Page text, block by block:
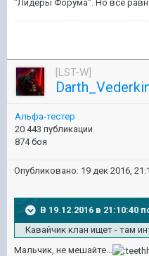
"Лидеры Форума". Но все
[LST-W]
Альфа-тестер
20 443 публикации
874 боя
Опубликовано: 19 дек 2016,
В 19.12.2016 в 21:10:40
Кавайчик клан ищет - там
Мальчик, не мешайте...